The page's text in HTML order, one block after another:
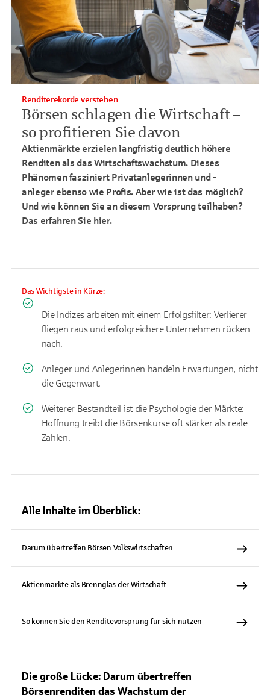
Börsen schlagen die Wirtschaft–
so profitieren Sie davon
Renditerekorde verstehen
Aktienmärkte erzielen langfristig deutlich höhere
Renditen als das Wirtschaftswachstum. Dieses
Phänomen fasziniert Privatanlegerinnen und -
anlegerebenso wie Profis. Aber wie ist das möglich?
Und wie können Sie an diesem Vorsprung teilhaben?
Das erfahren Sie hier.
Das Wichtigste in Kürze:
Die Indizes arbeiten mit einem Erfolgsfilter: Verlierer
fliegen raus und erfolgreichere Unternehmen rücken
nach.
Anleger und Anlegerinnen handeln Erwartungen, nicht
die Gegenwart.
Weiterer Bestandteil ist die Psychologie der Märkte:
Hoffnung treibt die Börsenkurse oft stärker als reale
Zahlen.
Alle Inhalte im Überblick:
Darum übertreffen Börsen Volkswirtschaften
Aktienmärkte als Brennglas der Wirtschaft
So können Sie den Renditevorsprung für sich nutzen
Die große Lücke: Darum übertreffen
Börsenrenditen das Wachstum der